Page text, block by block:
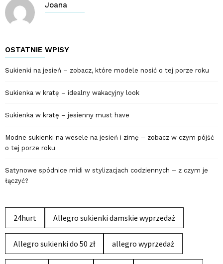
Joana
OSTATNIE WPISY
Sukienki na jesień – zobacz, które modele nosić o tej porze roku
Sukienka w kratę – idealny wakacyjny look
Sukienka w kratę – jesienny must have
Modne sukienki na wesele na jesień i zimę – zobacz w czym pójść
o tej porze roku
Satynowe spódnice midi w stylizacjach codziennych – z czym je
łączyć?
24hurt Allegro sukienki damskie wyprzedaż
Allegro sukienki do 50 zł allegro wyprzedaż